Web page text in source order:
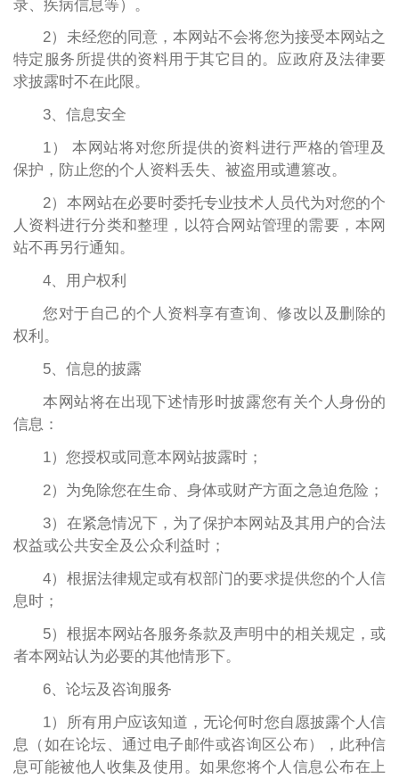
录、疾病信息等）。
2）未经您的同意，本网站不会将您为接受本网站之
特定服务所提供的资料用于其它目的。应政府及法律要
求披露时不在此限。
3、信息安全
1） 本网站将对您所提供的资料进行严格的管理及
保护，防止您的个人资料丢失、被盗用或遭篡改。
2）本网站在必要时委托专业技术人员代为对您的个
人资料进行分类和整理，以符合网站管理的需要，本网
站不再另行通知。
4、用户权利
您对于自己的个人资料享有查询、修改以及删除的
权利。
5、信息的披露
本网站将在出现下述情形时披露您有关个人身份的
信息：
1）您授权或同意本网站披露时；
2）为免除您在生命、身体或财产方面之急迫危险；
3）在紧急情况下，为了保护本网站及其用户的合法
权益或公共安全及公众利益时；
4）根据法律规定或有权部门的要求提供您的个人信
息时；
5）根据本网站各服务条款及声明中的相关规定，或
者本网站认为必要的其他情形下。
6、论坛及咨询服务
1）所有用户应该知道，无论何时您自愿披露个人信
息（如在论坛、通过电子邮件或咨询区公布），此种信
息可能被他人收集及使用。如果您将个人信息公布在上